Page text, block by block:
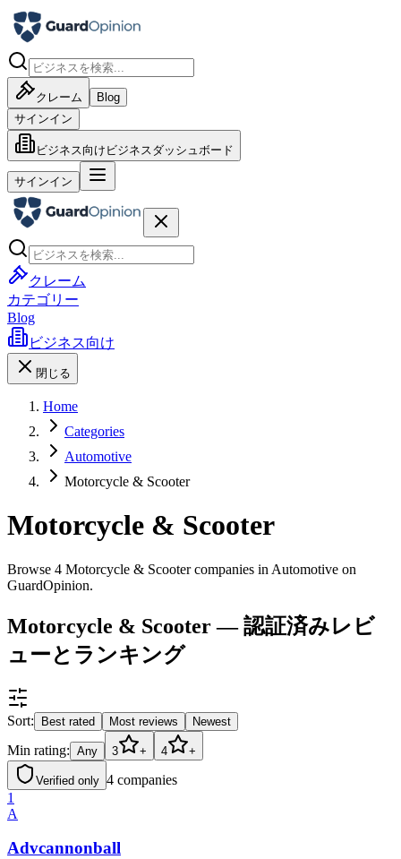
クレーム
Blog
サインイン
ビジネス向け ビジネスダッシュボード
サインイン
クレーム
カテゴリー
Blog
ビジネス向け
閉じる
Home
Categories
Automotive
Motorcycle & Scooter
Motorcycle & Scooter
Browse 4 Motorcycle & Scooter companies in Automotive on
GuardOpinion.
Motorcycle & Scooter — 認証済みレビ
ューとランキング
Sort: Best rated Most reviews Newest
Min rating: Any 3 + 4 +
Verified only 4 companies
1
A
Advcannonball